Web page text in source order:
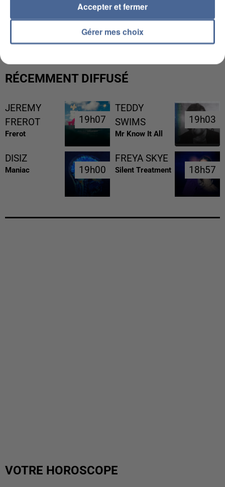
L’UN DES FONDATEURS SUPPOSÉS DE LA DZ
MAFIA INTERPELLÉ EN ALGÉRIE
RÉCEMMENT DIFFUSÉ
JEREMY
FREROT
Frerot
19h07
19h07
TEDDY
SWIMS
Mr Know It All
19h03
19h03
DISIZ
Maniac 19h00
19h00
FREYA SKYE
Silent Treatment 18h57
18h57
VOTRE HOROSCOPE
Gérer mes choix
Accepter et fermer